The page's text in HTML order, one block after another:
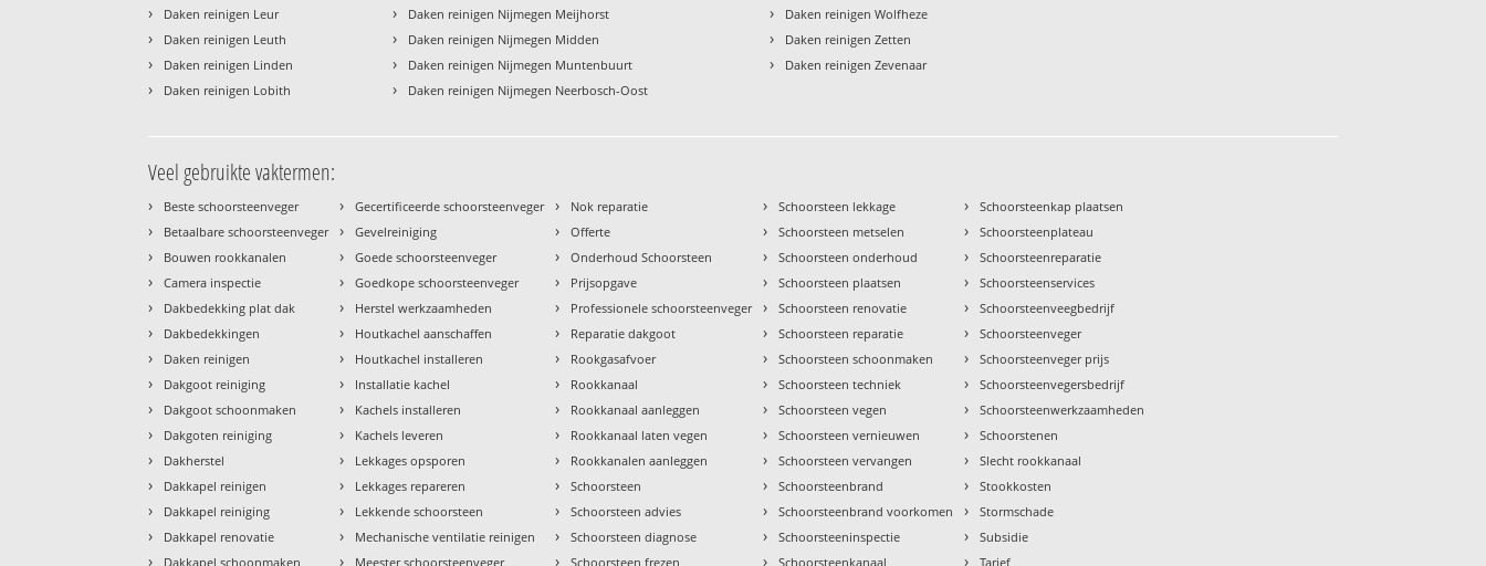
› Daken reinigen Leur
› Daken reinigen Leuth
› Daken reinigen Linden
› Daken reinigen Lobith
› Daken reinigen Nijmegen Meijhorst
› Daken reinigen Nijmegen Midden
› Daken reinigen Nijmegen Muntenbuurt
› Daken reinigen Nijmegen Neerbosch-Oost
› Daken reinigen Wolfheze
› Daken reinigen Zetten
› Daken reinigen Zevenaar
Veel gebruikte vaktermen:
› Beste schoorsteenveger
› Betaalbare schoorsteenveger
› Bouwen rookkanalen
› Camera inspectie
› Dakbedekking plat dak
› Dakbedekkingen
› Daken reinigen
› Dakgoot reiniging
› Dakgoot schoonmaken
› Dakgoten reiniging
› Dakherstel
› Dakkapel reinigen
› Dakkapel reiniging
› Dakkapel renovatie
› Dakkapel schoonmaken
› Gecertificeerde schoorsteenveger
› Gevelreiniging
› Goede schoorsteenveger
› Goedkope schoorsteenveger
› Herstel werkzaamheden
› Houtkachel aanschaffen
› Houtkachel installeren
› Installatie kachel
› Kachels installeren
› Kachels leveren
› Lekkages opsporen
› Lekkages repareren
› Lekkende schoorsteen
› Mechanische ventilatie reinigen
› Meester schoorsteenveger
› Nok reparatie
› Offerte
› Onderhoud Schoorsteen
› Prijsopgave
› Professionele schoorsteenveger
› Reparatie dakgoot
› Rookgasafvoer
› Rookkanaal
› Rookkanaal aanleggen
› Rookkanaal laten vegen
› Rookkanalen aanleggen
› Schoorsteen
› Schoorsteen advies
› Schoorsteen diagnose
› Schoorsteen frezen
› Schoorsteen lekkage
› Schoorsteen metselen
› Schoorsteen onderhoud
› Schoorsteen plaatsen
› Schoorsteen renovatie
› Schoorsteen reparatie
› Schoorsteen schoonmaken
› Schoorsteen techniek
› Schoorsteen vegen
› Schoorsteen vernieuwen
› Schoorsteen vervangen
› Schoorsteenbrand
› Schoorsteenbrand voorkomen
› Schoorsteeninspectie
› Schoorsteenkanaal
› Schoorsteenkap plaatsen
› Schoorsteenplateau
› Schoorsteenreparatie
› Schoorsteenservices
› Schoorsteenveegbedrijf
› Schoorsteenveger
› Schoorsteenveger prijs
› Schoorsteenvegersbedrijf
› Schoorsteenwerkzaamheden
› Schoorstenen
› Slecht rookkanaal
› Stookkosten
› Stormschade
› Subsidie
› Tarief